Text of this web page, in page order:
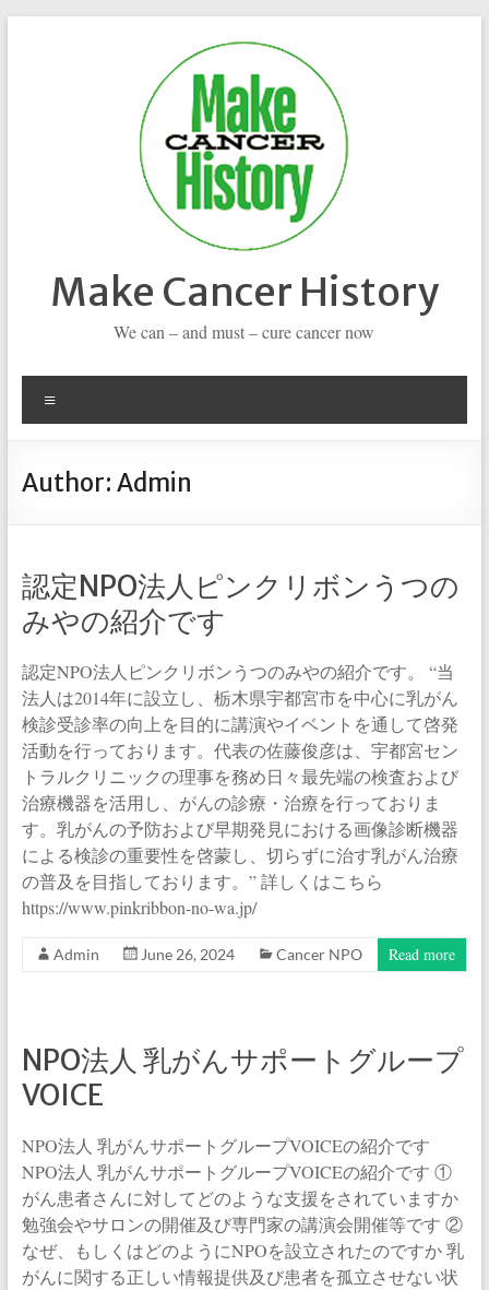
Make Cancer History
We can – and must – cure cancer now
Author: Admin
認定NPO法人ピンクリボンうつの
みやの紹介です
認定NPO法人ピンクリボンうつのみやの紹介です。 “当
法人は2014年に設立し、栃木県宇都宮市を中心に乳がん
検診受診率の向上を目的に講演やイベントを通して啓発
活動を行っております。代表の佐藤俊彦は、宇都宮セン
トラルクリニックの理事を務め日々最先端の検査および
治療機器を活用し、がんの診療・治療を行っておりま
す。乳がんの予防および早期発見における画像診断機器
による検診の重要性を啓蒙し、切らずに治す乳がん治療
の普及を目指しております。” 詳しくはこちら
https://www.pinkribbon-no-wa.jp/
Admin June 26, 2024 Cancer NPO Read more
NPO法人 乳がんサポートグループ
VOICE
NPO法人 乳がんサポートグループVOICEの紹介です
NPO法人 乳がんサポートグループVOICEの紹介です ①
がん患者さんに対してどのような支援をされていますか
勉強会やサロンの開催及び専門家の講演会開催等です ②
なぜ、もしくはどのようにNPOを設立されたのですか 乳
がんに関する正しい情報提供及び患者を孤立させない状